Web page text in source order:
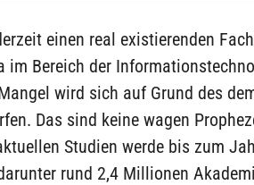
einen real existierenden
im Bereich der
wird sich auf Grund des
Das sind keine wagen
Studien werde bis zum
rund 2,4 Millionen